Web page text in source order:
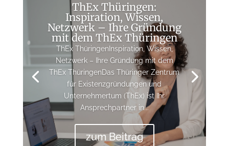
ThEx Thüringen:
Inspiration, Wissen,
Netzwerk – Ihre Gründung
mit dem ThEx Thüringen
ThEx ThüringenInspiration, Wissen,
Netzwerk – Ihre Gründung mit dem
ThEx ThüringenDas Thüringer Zentrum
für Existenzgründungen und
Unternehmertum (ThEx) ist Ihr
Ansprechpartner in...
zum Beitrag